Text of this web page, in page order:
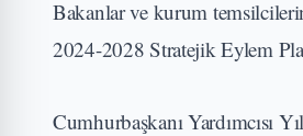
Bakanlar ve kurum
2024-2028 Stratejik Eylem
Cumhurbaşkanı Yardımcısı